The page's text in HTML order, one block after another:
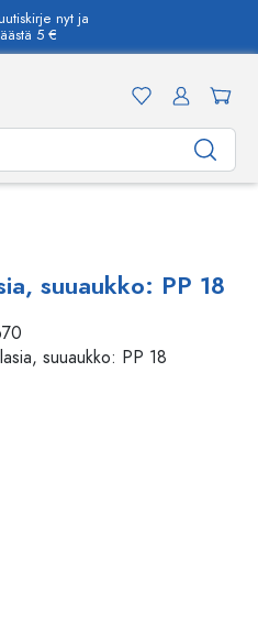
nyt ja
5 €
suuaukko: PP 18